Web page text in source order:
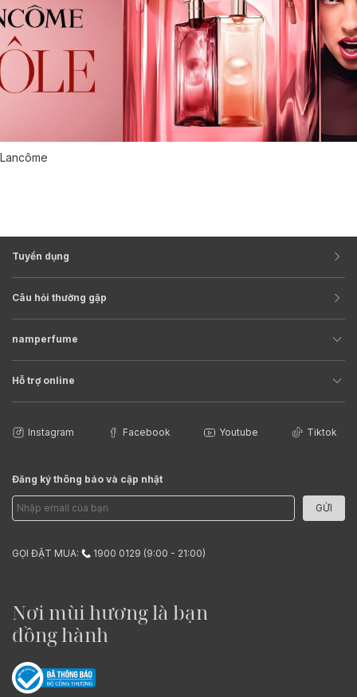
Lancôme
Tuyển dụng
Câu hỏi thường gặp
namperfume
Hỗ trợ online
Instagram Facebook Youtube Tiktok
Đăng ký thông báo và cập nhật
GỬI
GỌI ĐẶT MUA: 1900 0129 (9:00 - 21:00)
Nơi mùi hương là bạn
đồng hành